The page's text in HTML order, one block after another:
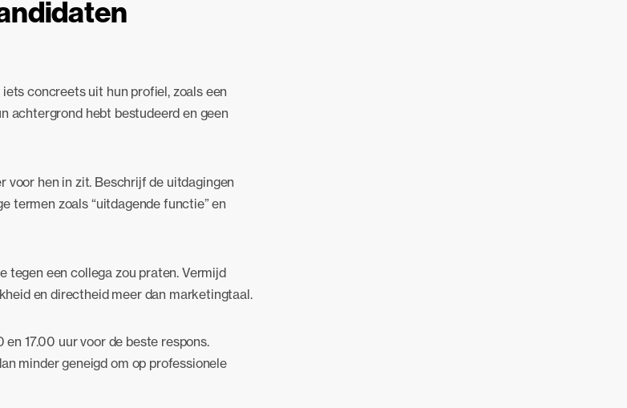
concreets uit hun profiel, zoals een
achtergrond hebt bestudeerd en geen
voor hen in zit. Beschrijf de uitdagingen
termen zoals “uitdagende functie” en
tegen een collega zou praten. Vermijd
en directheid meer dan marketingtaal.
17.00 uur voor de beste respons.
minder geneigd om op professionele